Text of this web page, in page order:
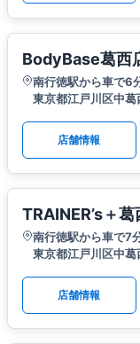
BodyBase葛西
南行徳駅から車で6
東京都江戸川区中
店舗情報
TRAINER’s＋葛
南行徳駅から車で7
東京都江戸川区中葛
店舗情報